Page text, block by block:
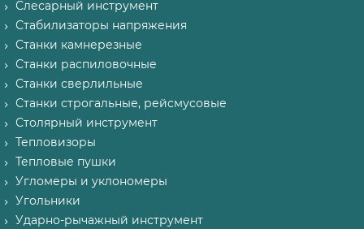
Слесарный инструмент
Стабилизаторы напряжения
Станки камнерезные
Станки распиловочные
Станки сверлильные
Станки строгальные, рейсмусовые
Столярный инструмент
Тепловизоры
Тепловые пушки
Угломеры и уклономеры
Угольники
Ударно-рычажный инструмент